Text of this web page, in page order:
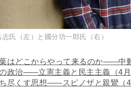
志氏（左）と國分功一郎氏（右）
はどこからやって来るのか――中
政治――立憲主義と民主主義（4月
尽くす思想――スピノザと親鸞（4